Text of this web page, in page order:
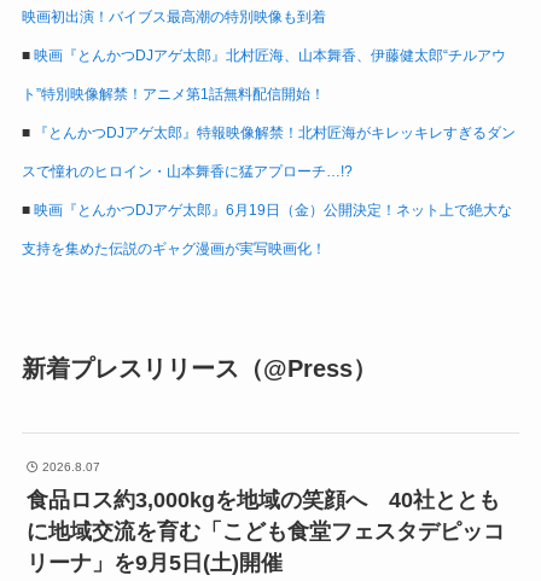
映画初出演！バイブス最高潮の特別映像も到着
■ 映画『とんかつDJアゲ太郎』北村匠海、山本舞香、伊藤健太郎“チルアウ
ト”特別映像解禁！アニメ第1話無料配信開始！
■ 『とんかつDJアゲ太郎』特報映像解禁！北村匠海がキレッキレすぎるダン
スで憧れのヒロイン・山本舞香に猛アプローチ…!?
■ 映画『とんかつDJアゲ太郎』6月19日（金）公開決定！ネット上で絶大な
支持を集めた伝説のギャグ漫画が実写映画化！
新着プレスリリース（@Press）
2026.8.07
食品ロス約3,000kgを地域の笑顔へ 40社ととも
に地域交流を育む「こども食堂フェスタデピッコ
リーナ」を9月5日(土)開催